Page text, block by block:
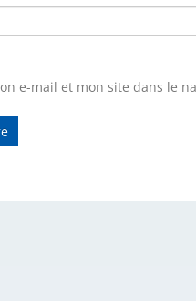
e-mail et mon site dans le